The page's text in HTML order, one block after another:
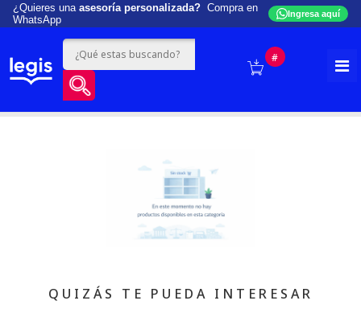
¿Quieres una asesoría personalizada? Compra en
WhatsApp
Ingresa aquí
#
QUIZÁS TE PUEDA INTERESAR